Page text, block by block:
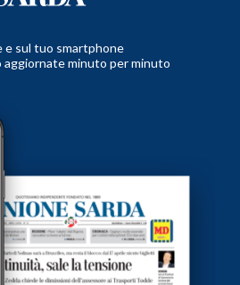
e sul tuo smartphone
minuto per minuto